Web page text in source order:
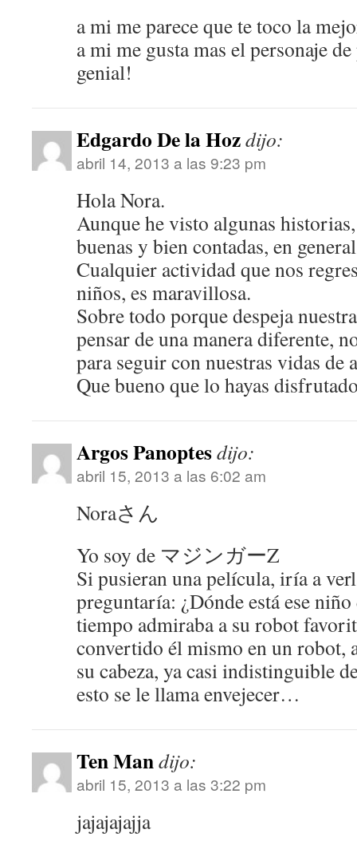
a mi me parece que te toco la
a mi me gusta mas el personaje
genial!
Edgardo De la Hozdijo:
abril 14, 2013 a las 9:23 pm
Hola Nora.
Aunque he visto algunas
buenas y bien contadas, en
Cualquier actividad que nos
niños, es maravillosa.
Sobre todo porque despeja
pensar de una manera diferente,
para seguir con nuestras vidas de
Que bueno que lo hayas
Argos Panoptesdijo:
abril 15, 2013 a las 6:02 am
Noraさん
Yo soy de マジンガーZ
Si pusieran una película, iría a
preguntaría: ¿Dónde está ese
tiempo admiraba a su robot
convertido él mismo en un robot,
su cabeza, ya casi indistinguible
esto se le llama envejecer…
Ten Mandijo:
abril 15, 2013 a las 3:22 pm
jajajajajja